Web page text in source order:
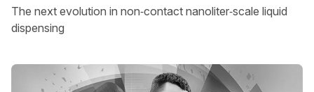
The next evolution in non‑contact nanoliter‑scale liquid
dispensing